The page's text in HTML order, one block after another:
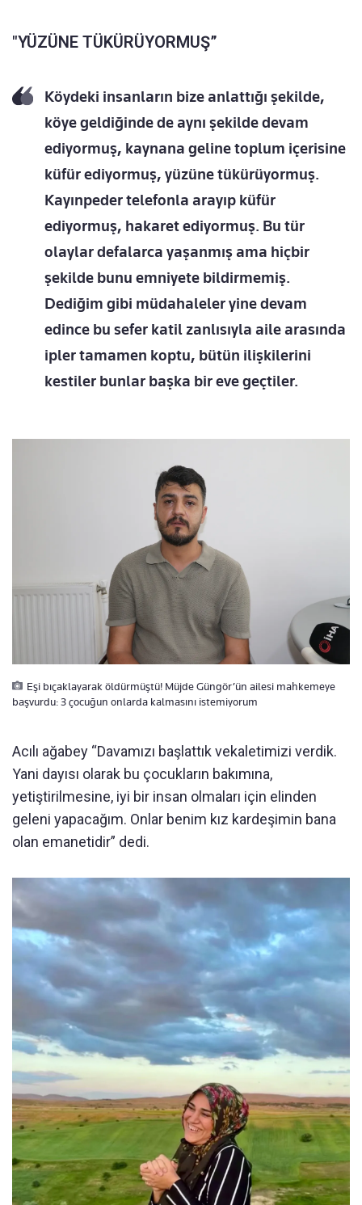
"YÜZÜNE TÜKÜRÜYORMUŞ”
Köydeki insanların bize anlattığı şekilde,
köye geldiğinde de aynı şekilde devam
ediyormuş, kaynana geline toplum içerisine
küfür ediyormuş, yüzüne tükürüyormuş.
Kayınpeder telefonla arayıp küfür
ediyormuş, hakaret ediyormuş. Bu tür
olaylar defalarca yaşanmış ama hiçbir
şekilde bunu emniyete bildirmemiş.
Dediğim gibi müdahaleler yine devam
edince bu sefer katil zanlısıyla aile arasında
ipler tamamen koptu, bütün ilişkilerini
kestiler bunlar başka bir eve geçtiler.
Eşi bıçaklayarak öldürmüştü! Müjde Güngör’ün ailesi mahkemeye
başvurdu: 3 çocuğun onlarda kalmasını istemiyorum
Acılı ağabey “Davamızı başlattık vekaletimizi verdik.
Yani dayısı olarak bu çocukların bakımına,
yetiştirilmesine, iyi bir insan olmaları için elinden
geleni yapacağım. Onlar benim kız kardeşimin bana
olan emanetidir” dedi.